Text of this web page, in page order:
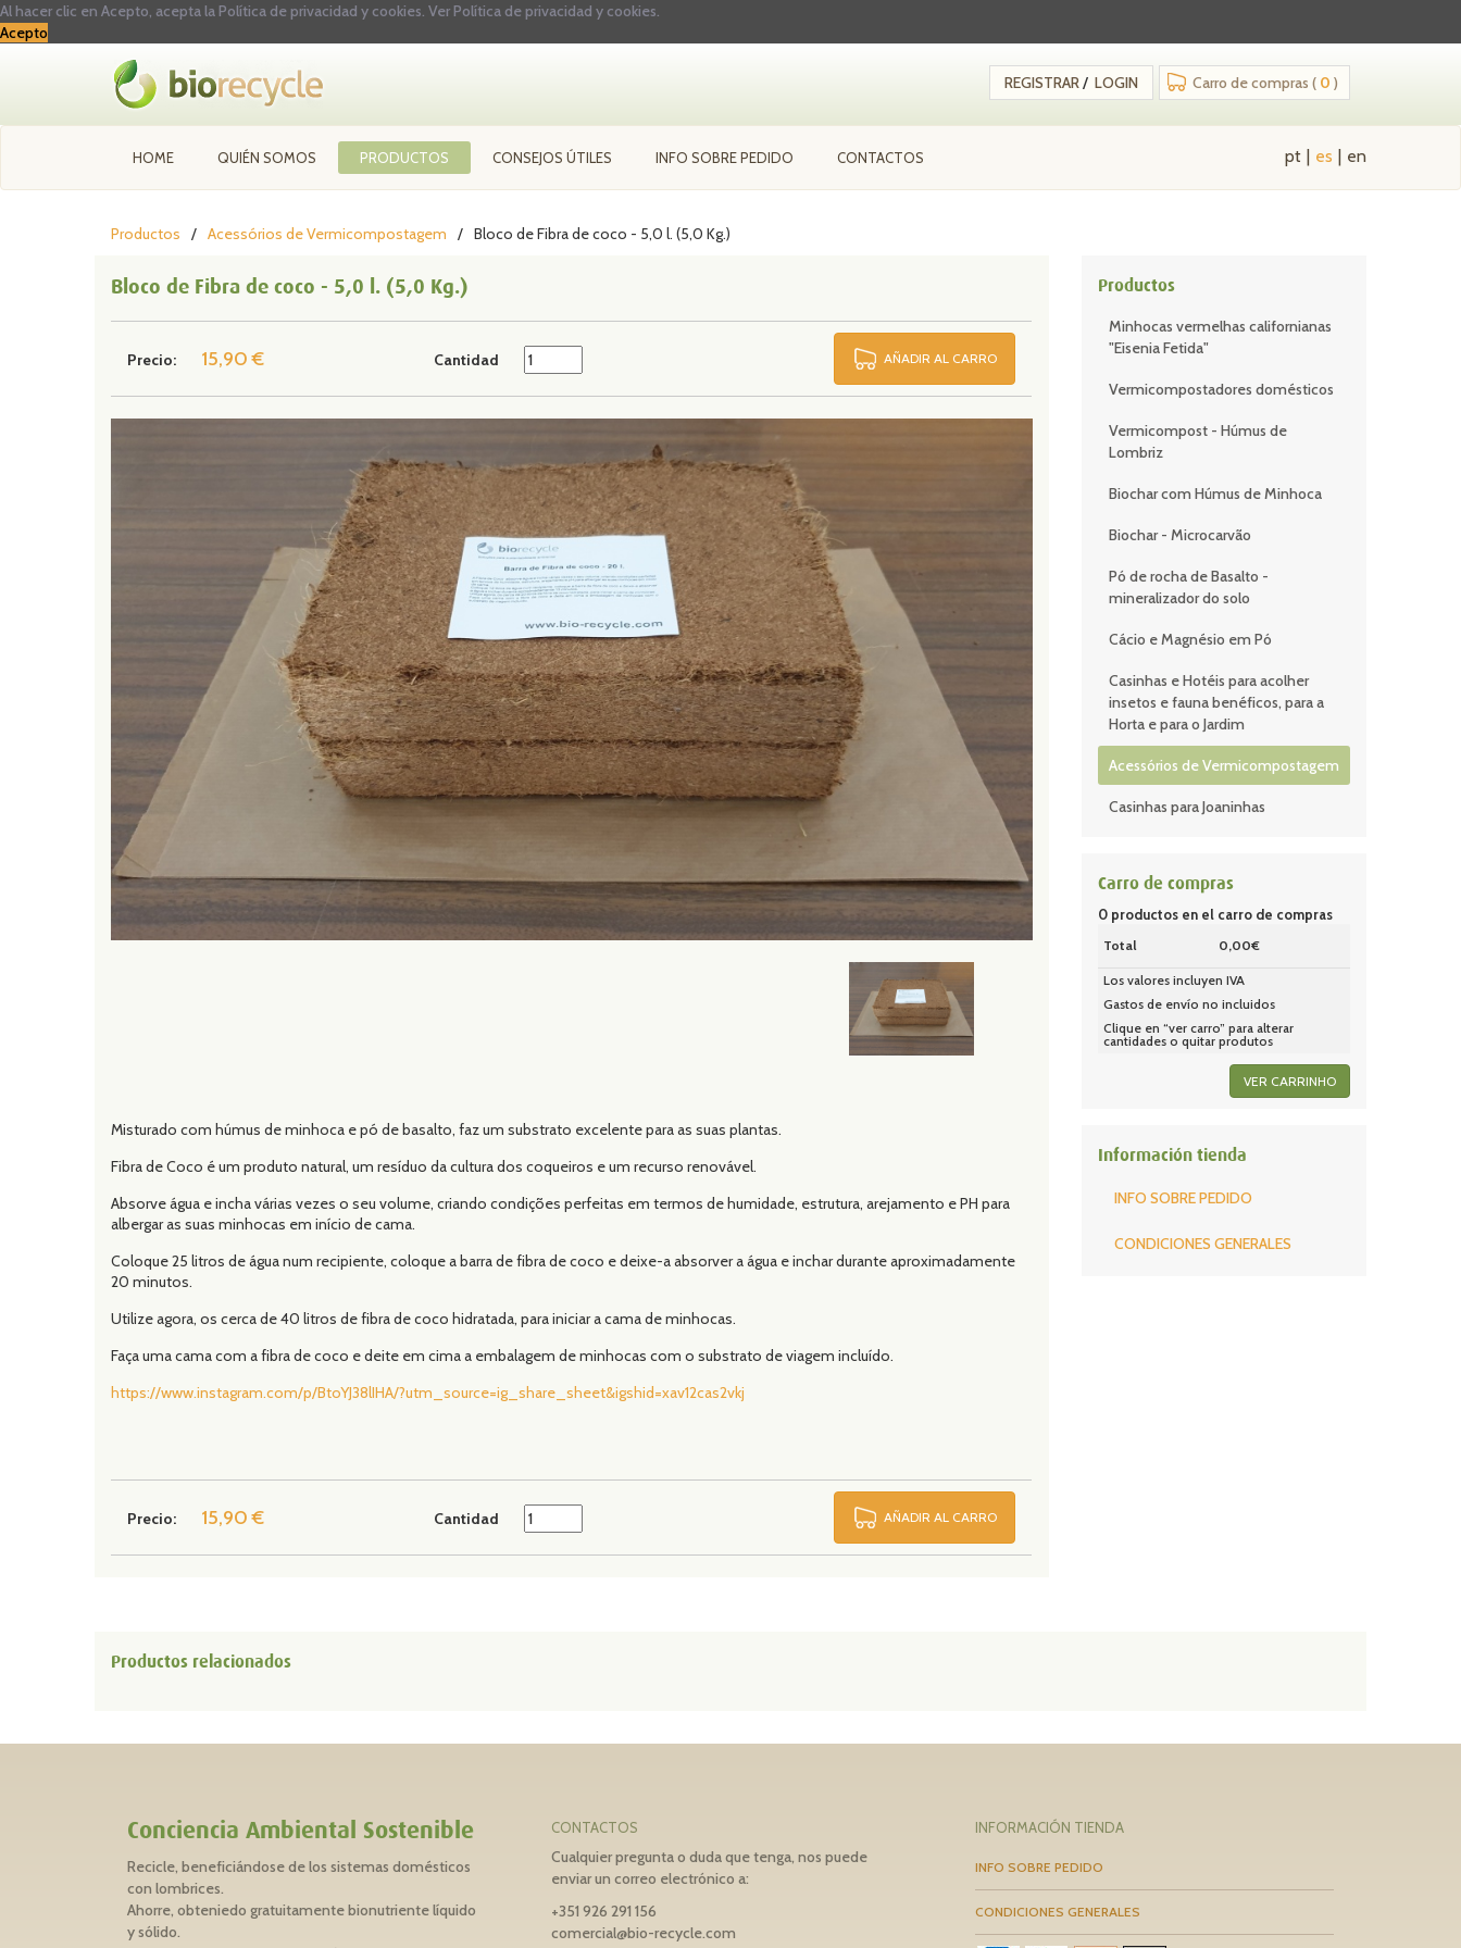
Al hacer clic en Acepto, acepta la Política de privacidad y cookies. Ver Política de privacidad y cookies.
Acepto
REGISTRAR/ LOGIN Carro de compras ( 0 )
HOME QUIÉN SOMOS PRODUCTOS CONSEJOS ÚTILES INFO SOBRE PEDIDO CONTACTOS pt es en
Productos Acessórios de Vermicompostagem Bloco de Fibra de coco - 5,0 l. (5,0 Kg.)
Bloco de Fibra de coco - 5,0 l. (5,0 Kg.)
Precio: 15,90 € Cantidad AÑADIR AL CARRO
Misturado com húmus de minhoca e pó de basalto, faz um substrato excelente para as suas plantas.
Fibra de Coco é um produto natural, um resíduo da cultura dos coqueiros e um recurso renovável.
Absorve água e incha várias vezes o seu volume, criando condições perfeitas em termos de humidade, estrutura, arejamento e PH para
albergar as suas minhocas em início de cama.
Coloque 25 litros de água num recipiente, coloque a barra de fibra de coco e deixe-a absorver a água e inchar durante aproximadamente
20 minutos.
Utilize agora, os cerca de 40 litros de fibra de coco hidratada, para iniciar a cama de minhocas.
Faça uma cama com a fibra de coco e deite em cima a embalagem de minhocas com o substrato de viagem incluído.
https://www.instagram.com/p/BtoYJ38lIHA/?utm_source=ig_share_sheet&igshid=xav12cas2vkj
Precio: 15,90 € Cantidad AÑADIR AL CARRO
Productos
Minhocas vermelhas californianas
"Eisenia Fetida"
Vermicompostadores domésticos
Vermicompost - Húmus de
Lombriz
Biochar com Húmus de Minhoca
Biochar - Microcarvão
Pó de rocha de Basalto -
mineralizador do solo
Cácio e Magnésio em Pó
Casinhas e Hotéis para acolher
insetos e fauna benéficos, para a
Horta e para o Jardim
Acessórios de Vermicompostagem
Casinhas para Joaninhas
Carro de compras
0productos en el carro de compras
Total 0,00€
Los valores incluyen IVA
Gastos de envío no incluidos
Clique en “ver carro” para alterar
cantidades o quitar produtos
VER CARRINHO
Información tienda
INFO SOBRE PEDIDO
CONDICIONES GENERALES
Productos relacionados
Conciencia Ambiental Sostenible
Recicle, beneficiándose de los sistemas domésticos
con lombrices.
Ahorre, obteniedo gratuitamente bionutriente líquido
y sólido.
CONTACTOS
Cualquier pregunta o duda que tenga, nos puede
enviar un correo electrónico a:
+351 926 291 156
comercial@bio-recycle.com
INFORMACIÓN TIENDA
INFO SOBRE PEDIDO
CONDICIONES GENERALES